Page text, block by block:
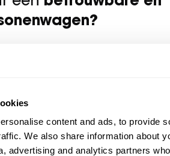
content and ads, to provide
We also share information about
advertising and analytics partners
uitgebreide voorraad cars
Mercedes-Benz, smart,
stadsauto of een elektrische
voertuig dat bij u past.
van onder andere Mercedes-